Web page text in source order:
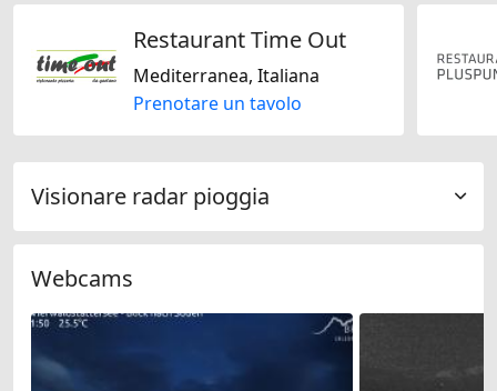
Restaurant Time Out
Mediterranea, Italiana
Prenotare un tavolo
Visionare radar pioggia
Webcams